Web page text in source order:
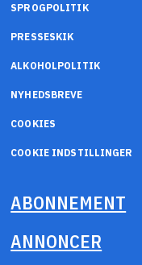
SPROGPOLITIK
PRESSESKIK
ALKOHOLPOLITIK
NYHEDSBREVE
COOKIES
COOKIE INDSTILLINGER
ABONNEMENT
ANNONCER